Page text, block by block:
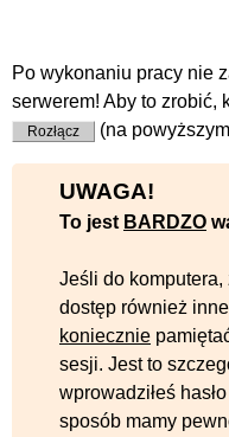
Po wykonaniu pracy nie
serwerem! Aby to zrobić,
Rozłącz (na
UWAGA!
To jest BARDZO
Jeśli do komputera,
dostęp również
koniecznie
sesji. Jest to
wprowadziłeś
sposób mamy